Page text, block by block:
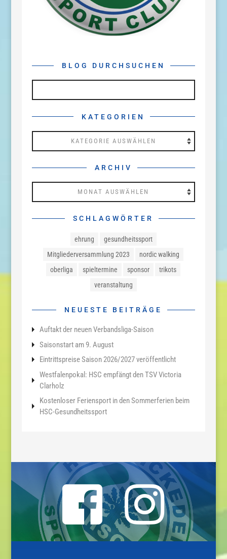
BLOG DURCHSUCHEN
KATEGORIEN
ARCHIV
SCHLAGWÖRTER
ehrung
gesundheitssport
Mitgliederversammlung 2023
nordic walking
oberliga
spieltermine sponsor
trikots
veranstaltung
NEUESTE BEITRÄGE
Auftakt der neuen Verbandsliga-Saison
Saisonstart am 9. August
Eintrittspreise Saison 2026/2027 veröffentlicht
Westfalenpokal: HSC empfängt den TSV Victoria
Clarholz
Kostenloser Feriensport in den Sommerferien beim
HSC-Gesundheitssport